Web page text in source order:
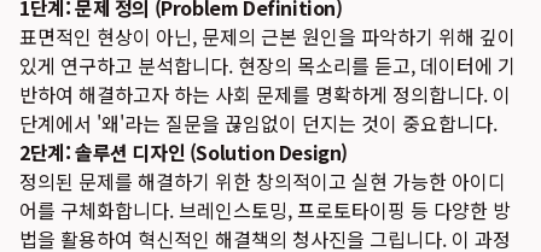
1단계: 문제 정의 (Problem Definition)
표면적인 현상이 아닌, 문제의 근본 원인을 파악하기 위해 깊이
있게 연구하고 분석합니다. 현장의 목소리를 듣고, 데이터에 기
반하여 해결하고자 하는 사회 문제를 명확하게 정의합니다. 이
단계에서 '왜'라는 질문을 끊임없이 던지는 것이 중요합니다.
2단계: 솔루션 디자인 (Solution Design)
정의된 문제를 해결하기 위한 창의적이고 실현 가능한 아이디
어를 구체화합니다. 브레인스토밍, 프로토타이핑 등 다양한 방
법을 활용하여 혁신적인 해결책의 청사진을 그립니다. 이 과정